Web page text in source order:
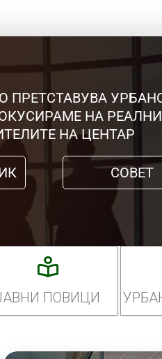
ПРЕТСТАВУВА
НА
НА ЦЕНТАР
СОВЕТ
ПОВИЦИ